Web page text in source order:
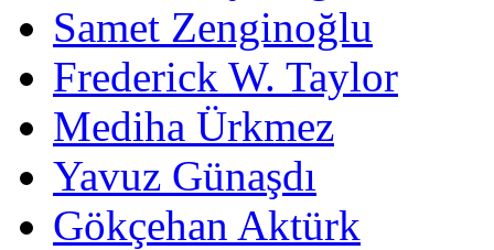
Samet Zenginoğlu
Frederick W. Taylor
Mediha Ürkmez
Yavuz Günaşdı
Gökçehan Aktürk